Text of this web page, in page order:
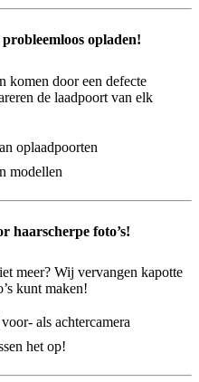
opladen!
komen door een defecte
de laadpoort van elk
oplaadpoorten
modellen
haarscherpe foto’s!
meer? Wij vervangen kapotte
kunt maken!
als achtercamera
het op!